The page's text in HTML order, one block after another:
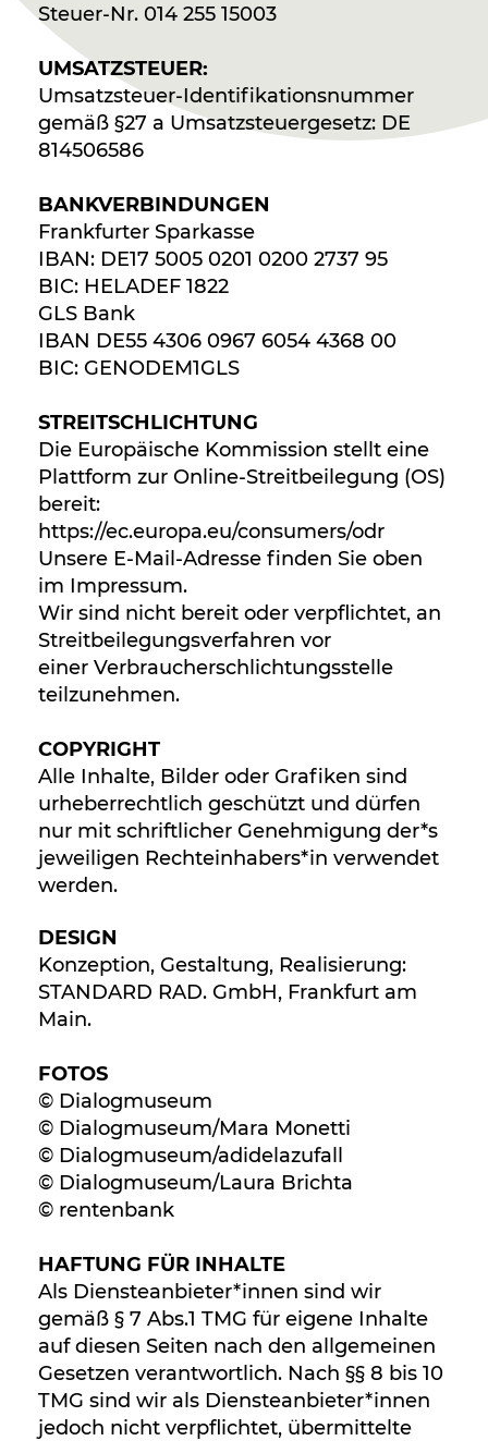
Steuer-Nr. 014 255 15003
UMSATZSTEUER:
Umsatzsteuer-Identifikationsnummer
gemäß §27 a Umsatzsteuergesetz: DE
814506586
BANKVERBINDUNGEN
Frankfurter Sparkasse
IBAN: DE17 5005 0201 0200 2737 95
BIC: HELADEF 1822
GLS Bank
IBAN DE55 4306 0967 6054 4368 00
BIC: GENODEM1GLS
STREITSCHLICHTUNG
Die Europäische Kommission stellt eine
Plattform zur Online-Streitbeilegung (OS)
bereit:
https://ec.europa.eu/consumers/odr
Unsere E-Mail-Adresse finden Sie oben
im Impressum.
Wir sind nicht bereit oder verpflichtet, an
Streitbeilegungsverfahren vor
einer Verbraucherschlichtungsstelle
teilzunehmen.
COPYRIGHT
Alle Inhalte, Bilder oder Grafiken sind
urheberrechtlich geschützt und dürfen
nur mit schriftlicher Genehmigung der*s
jeweiligen Rechteinhabers*in verwendet
werden.
DESIGN
Konzeption, Gestaltung, Realisierung:
STANDARD RAD. GmbH, Frankfurt am
Main.
FOTOS
© Dialogmuseum
© Dialogmuseum/Mara Monetti
© Dialogmuseum/adidelazufall
© Dialogmuseum/Laura Brichta
© rentenbank
HAFTUNG FÜR INHALTE
Als Diensteanbieter*innen sind wir
gemäß § 7 Abs.1 TMG für eigene Inhalte
auf diesen Seiten nach den allgemeinen
Gesetzen verantwortlich. Nach §§ 8 bis 10
TMG sind wir als Diensteanbieter*innen
jedoch nicht verpflichtet, übermittelte